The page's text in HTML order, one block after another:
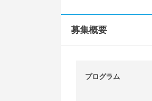
募集概要
プログラム